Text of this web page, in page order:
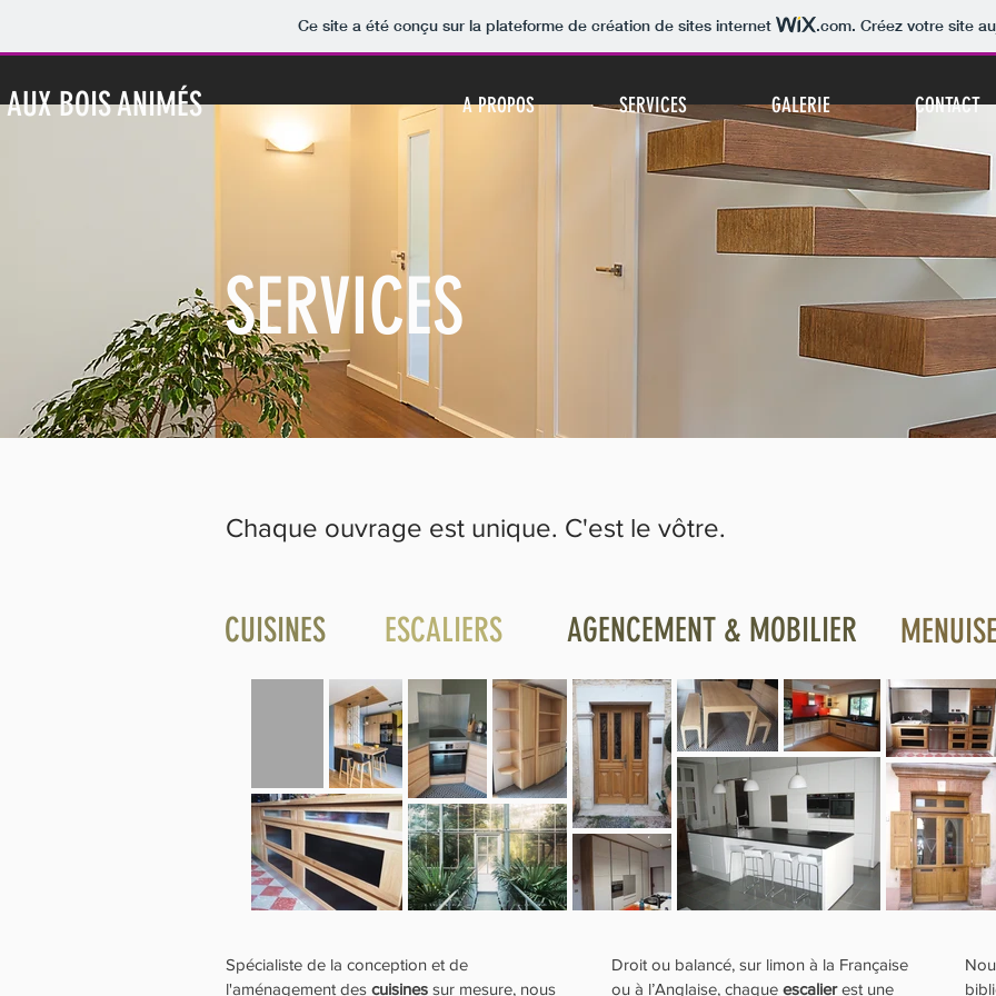
Ce site a été conçu sur la plateforme de création de sites internet .com. Créez votre site
AUX BOIS ANIMÉS A PROPOS SERVICES GALERIE CONTACT
SERVICES
Chaque ouvrage est unique. C'est le vôtre.
CUISINES ESCALIERS AGENCEMENT & MOBILIER
Spécialiste de la conception et de
l'aménagement des cuisines sur mesure, nous
Droit ou balancé, sur limon à la Française
ou à l’Anglaise, chaque escalierest une